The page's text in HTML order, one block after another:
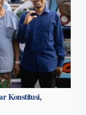
Konstitusi,